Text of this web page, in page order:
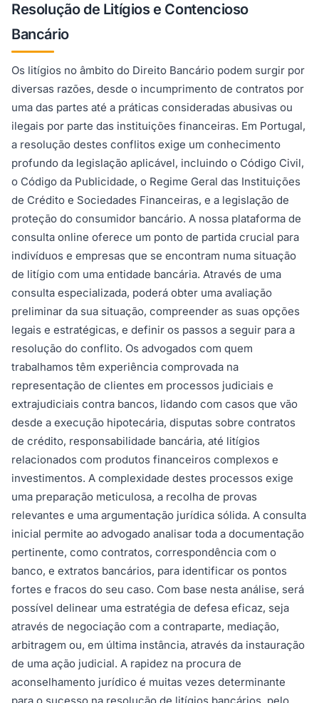
Resolução de Litígios e Contencioso
Bancário
Os litígios no âmbito do Direito Bancário podem surgir por
diversas razões, desde o incumprimento de contratos por
uma das partes até a práticas consideradas abusivas ou
ilegais por parte das instituições financeiras. Em Portugal,
a resolução destes conflitos exige um conhecimento
profundo da legislação aplicável, incluindo o Código Civil,
o Código da Publicidade, o Regime Geral das Instituições
de Crédito e Sociedades Financeiras, e a legislação de
proteção do consumidor bancário. A nossa plataforma de
consulta online oferece um ponto de partida crucial para
indivíduos e empresas que se encontram numa situação
de litígio com uma entidade bancária. Através de uma
consulta especializada, poderá obter uma avaliação
preliminar da sua situação, compreender as suas opções
legais e estratégicas, e definir os passos a seguir para a
resolução do conflito. Os advogados com quem
trabalhamos têm experiência comprovada na
representação de clientes em processos judiciais e
extrajudiciais contra bancos, lidando com casos que vão
desde a execução hipotecária, disputas sobre contratos
de crédito, responsabilidade bancária, até litígios
relacionados com produtos financeiros complexos e
investimentos. A complexidade destes processos exige
uma preparação meticulosa, a recolha de provas
relevantes e uma argumentação jurídica sólida. A consulta
inicial permite ao advogado analisar toda a documentação
pertinente, como contratos, correspondência com o
banco, e extratos bancários, para identificar os pontos
fortes e fracos do seu caso. Com base nesta análise, será
possível delinear uma estratégia de defesa eficaz, seja
através de negociação com a contraparte, mediação,
arbitragem ou, em última instância, através da instauração
de uma ação judicial. A rapidez na procura de
aconselhamento jurídico é muitas vezes determinante